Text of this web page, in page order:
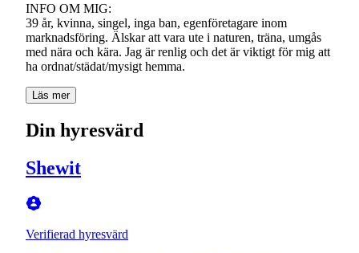
INFO OM MIG:
39 år, kvinna, singel, inga ban, egenföretagare inom
marknadsföring. Älskar att vara ute i naturen, träna, umgås
med nära och kära. Jag är renlig och det är viktigt för mig att
ha ordnat/städat/mysigt hemma.
Läs mer
Din hyresvärd
Shewit
Verifierad hyresvärd